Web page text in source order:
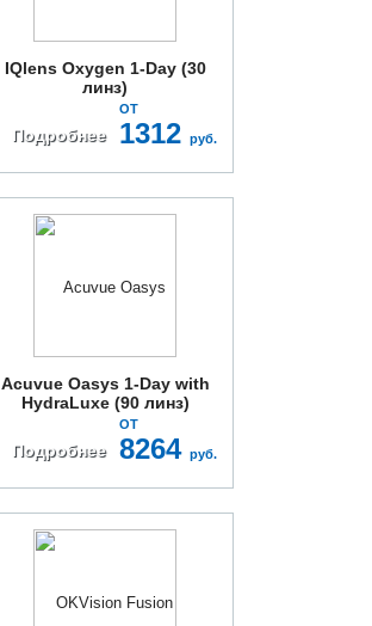
IQlens Oxygen 1-Day (30
линз)
Подробнее
ОТ
1312 руб.
Acuvue Oasys 1-Day with
HydraLuxe (90 линз)
Подробнее
ОТ
8264 руб.